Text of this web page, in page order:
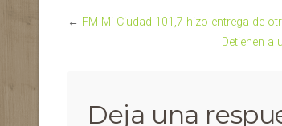
← FM Mi Ciudad 101,7 hizo entrega de
Detienen a
Deja una